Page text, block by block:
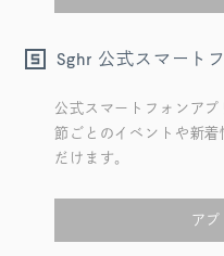
Sghr 公式スマート
公式スマートフォンア
節ごとのイベントや新
だけます。
ア